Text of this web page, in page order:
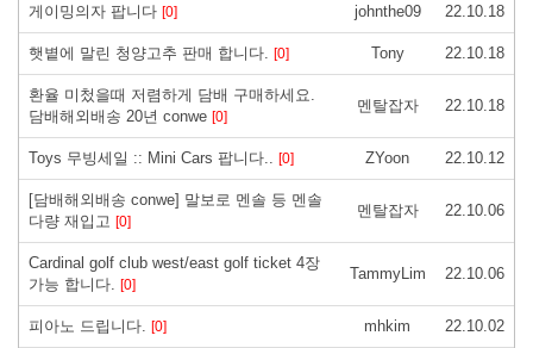
게이밍의자 팝니다 [0] johnthe09 22.10.18
햇볕에 말린 청양고추 판매 합니다. [0] Tony 22.10.18
환율 미첬을때 저렴하게 담배 구매하세요.
담배해외배송 20년 conwe [0]
멘탈잡자 22.10.18
Toys 무빙세일 :: Mini Cars 팝니다.. [0] ZYoon 22.10.12
[담배해외배송 conwe] 말보로 멘솔 등 멘솔
다량 재입고 [0]
멘탈잡자 22.10.06
Cardinal golf club west/east golf ticket 4장
가능 합니다. [0]
TammyLim 22.10.06
피아노 드립니다. [0] mhkim 22.10.02